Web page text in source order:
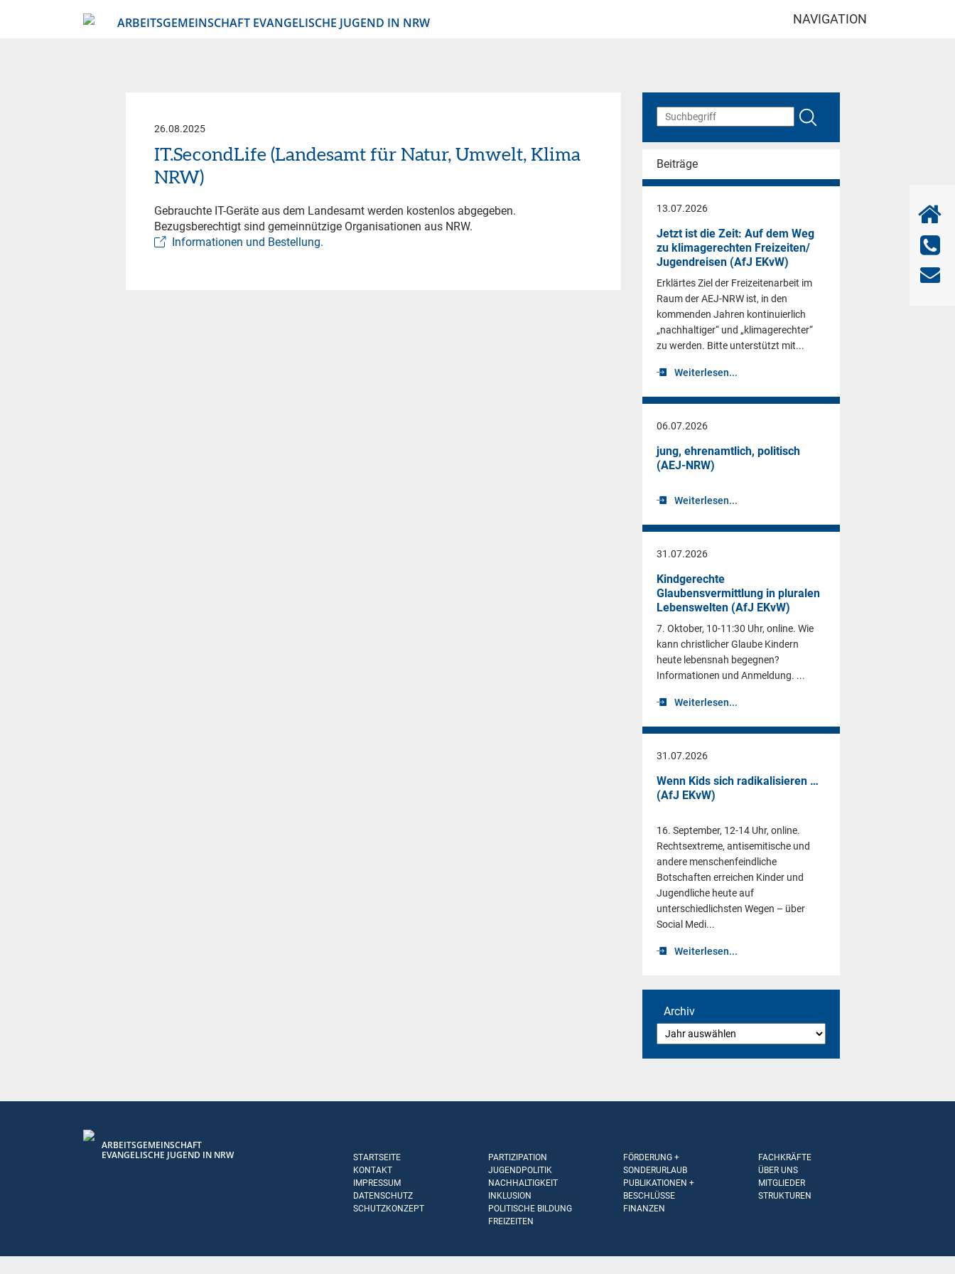
ARBEITSGEMEINSCHAFT EVANGELISCHE JUGEND IN NRW NAVIGATION
26.08.2025
IT.SecondLife (Landesamt für Natur, Umwelt, Klima
NRW)
Gebrauchte IT-Geräte aus dem Landesamt werden kostenlos abgegeben.
Bezugsberechtigt sind gemeinnützige Organisationen aus NRW.
Informationen und Bestellung.
Beiträge
13.07.2026
Jetzt ist die Zeit: Auf dem Weg
zu klimagerechten Freizeiten/
Jugendreisen (AfJ EKvW)
Erklärtes Ziel der Freizeitenarbeit im
Raum der AEJ-NRW ist, in den
kommenden Jahren kontinuierlich
„nachhaltiger“ und „klimagerechter“
zu werden. Bitte unterstützt mit...
Weiterlesen...
06.07.2026
jung, ehrenamtlich, politisch
(AEJ-NRW)
Weiterlesen...
31.07.2026
Kindgerechte
Glaubensvermittlung in pluralen
Lebenswelten (AfJ EKvW)
7. Oktober, 10-11:30 Uhr, online. Wie
kann christlicher Glaube Kindern
heute lebensnah begegnen?
Informationen und Anmeldung. ...
Weiterlesen...
31.07.2026
Wenn Kids sich radikalisieren …
(AfJ EKvW)
16. September, 12-14 Uhr, online.
Rechtsextreme, antisemitische und
andere menschenfeindliche
Botschaften erreichen Kinder und
Jugendliche heute auf
unterschiedlichsten Wegen – über
Social Medi...
Weiterlesen...
Archiv
ARBEITSGEMEINSCHAFT
EVANGELISCHE JUGEND IN NRW
STARTSEITE
KONTAKT
IMPRESSUM
DATENSCHUTZ
SCHUTZKONZEPT
PARTIZIPATION
JUGENDPOLITIK
NACHHALTIGKEIT
INKLUSION
POLITISCHE BILDUNG
FREIZEITEN
FÖRDERUNG +
SONDERURLAUB
PUBLIKATIONEN +
BESCHLÜSSE
FINANZEN
FACHKRÄFTE
ÜBER UNS
MITGLIEDER
STRUKTUREN